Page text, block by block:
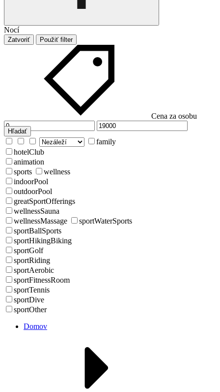
Nocí
Zatvoriť Použiť filter
Cena za osobu
Hľadať
family
hotelClub
animation
sports
wellness
indoorPool
outdoorPool
greatSportOfferings
wellnessSauna
wellnessMassage
sportWaterSports
sportBallSports
sportHikingBiking
sportGolf
sportRiding
sportAerobic
sportFitnessRoom
sportTennis
sportDive
sportOther
Domov